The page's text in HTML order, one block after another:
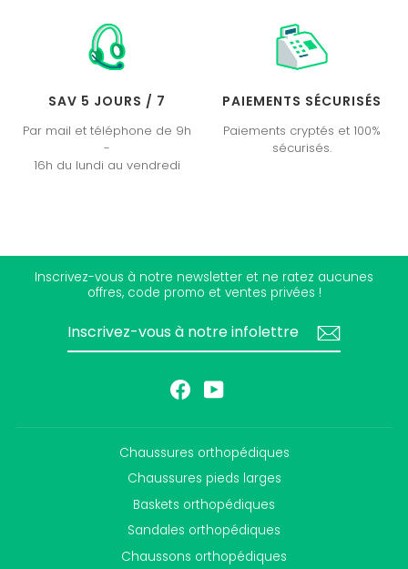
SAV 5 JOURS / 7
Par mail et téléphone de 9h
-
16h du lundi au vendredi
PAIEMENTS SÉCURISÉS
Paiements cryptés et 100%
sécurisés.
Inscrivez-vous à notre newsletter et ne ratez aucunes
offres, code promo et ventes privées !
FacebookYouTube
Chaussures orthopédiques
Chaussures pieds larges
Baskets orthopédiques
Sandales orthopédiques
Chaussons orthopédiques